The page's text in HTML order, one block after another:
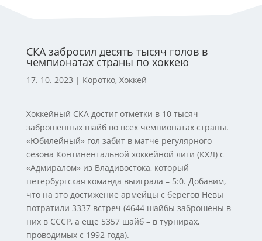
СКА забросил десять тысяч голов в
чемпионатах страны по хоккею
17. 10. 2023 | Коротко, Хоккей
Хоккейный СКА достиг отметки в 10 тысяч
заброшенных шайб во всех чемпионатах страны.
«Юбилейный» гол забит в матче регулярного
сезона Континентальной хоккейной лиги (КХЛ) с
«Адмиралом» из Владивостока, который
петербургская команда выиграла – 5:0. Добавим,
что на это достижение армейцы с берегов Невы
потратили 3337 встреч (4644 шайбы заброшены в
них в СССР, а еще 5357 шайб – в турнирах,
проводимых с 1992 года).